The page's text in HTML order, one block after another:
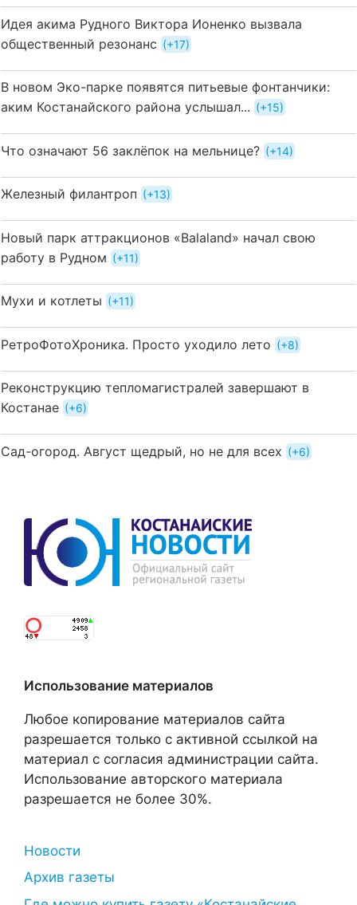
Идея акима Рудного Виктора Ионенко вызвала
общественный резонанс
+17
В новом Эко-парке появятся питьевые фонтанчики:
аким Костанайского района услышал...
+15
Что означают 56 заклёпок на мельнице? +14
Железный филантроп +13
Новый парк аттракционов «Balaland» начал свою
работу в Рудном
+11
Мухи и котлеты +11
РетроФотоХроника. Просто уходило лето +8
Реконструкцию тепломагистралей завершают в
Костанае
+6
Сад-огород. Август щедрый, но не для всех +6
Использование материалов
Любое копирование материалов сайта
разрешается только с активной ссылкой на
материал с согласия администрации сайта.
Использование авторского материала
разрешается не более 30%.
Новости
Архив газеты